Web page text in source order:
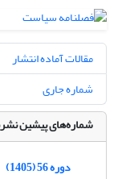
مقالات آماده انتشار
شماره جاری
شماره‌های پیشین
دوره 56 (1405)